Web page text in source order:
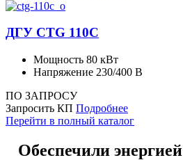
ДГУ CTG 110C
Мощность 80 кВт
Напряжение 230/400 В
ПО ЗАПРОСУ
Запросить КП Подробнее
Перейти в полный каталог
Обеспечили энергией